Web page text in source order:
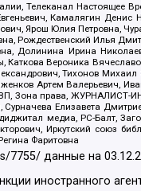
Телеканал Настоящее
Камалягин
Ярош Юлия Петровна,
Рождественский Илья
Долинина Ирина
Каткова Вероника
Тихонов Михаил
Артем Валерьевич,
Зона права,
Елизавета
медиа, РС-Балт,
Иркутский союз
Фаритовна
7755/ данные на
иностранного